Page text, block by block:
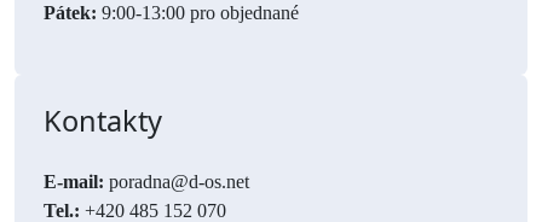
Pátek: 9:00-13:00 pro objednané
Kontakty
E-mail: poradna@d-os.net
Tel.: +420 485 152 070